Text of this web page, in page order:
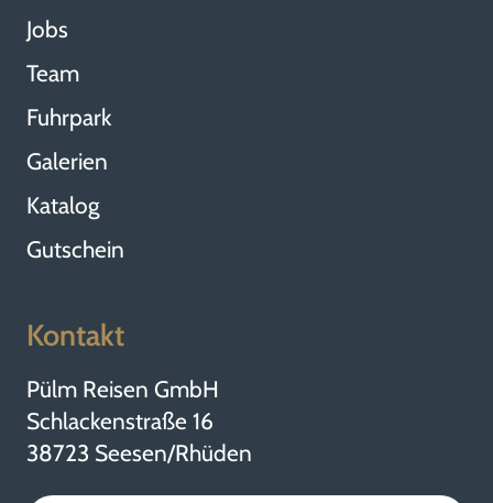
Jobs
Team
Fuhrpark
Galerien
Katalog
Gutschein
Kontakt
Pülm Reisen GmbH
Schlackenstraße 16
38723 Seesen/Rhüden